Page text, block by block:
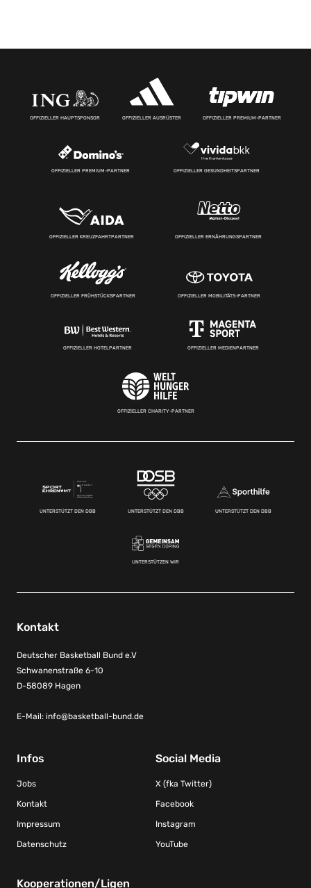
OFFIZIELLER HAUPTSPONSOR OFFIZIELLER AUSRÜSTER OFFIZIELLER PREMIUM-PARTNER
OFFIZIELLER PREMIUM-PARTNER OFFIZIELLER GESUNDHEITSPARTNER
OFFIZIELLER KREUZFAHRTPARTNER OFFIZIELLER ERNÄHRUNGSPARTNER
OFFIZIELLER FRÜHSTÜCKSPARTNER OFFIZIELLER MOBILITÄTS-PARTNER
OFFIZIELLER HOTELPARTNER OFFIZIELLER MEDIENPARTNER
OFFIZIELLER CHARITY-PARTNER
UNTERSTÜTZT DEN DBB UNTERSTÜTZT DEN DBB UNTERSTÜTZT DEN DBB
UNTERSTÜTZEN WIR
Kontakt
Deutscher Basketball Bund e.V
Schwanenstraße 6-10
D-58089 Hagen
E-Mail: info@basketball-bund.de
Infos
Jobs
Kontakt
Impressum
Datenschutz
Social Media
X (fka Twitter)
Facebook
Instagram
YouTube
Kooperationen/Ligen